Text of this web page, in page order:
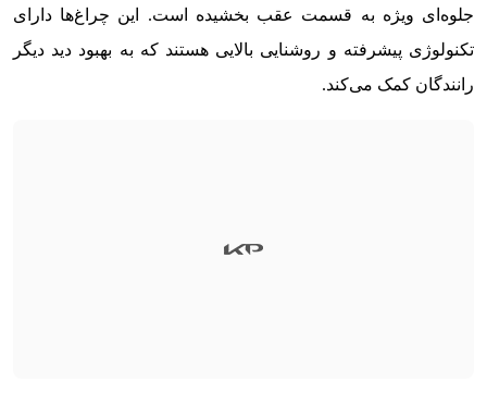
جلوه‌ای ویژه به قسمت عقب بخشیده است. این چراغ‌ها دارای
تکنولوژی پیشرفته و روشنایی بالایی هستند که به بهبود دید دیگر
رانندگان کمک می‌کند.